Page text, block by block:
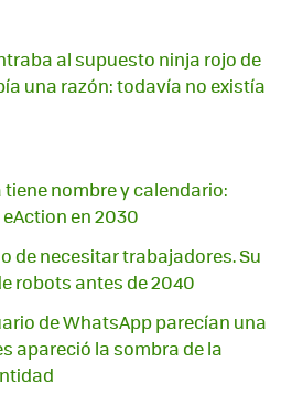
al supuesto ninja rojo de
una razón: todavía no existía
tiene nombre y calendario:
en 2030
de necesitar trabajadores. Su
robots antes de 2040
de WhatsApp parecían una
apareció la sombra de la